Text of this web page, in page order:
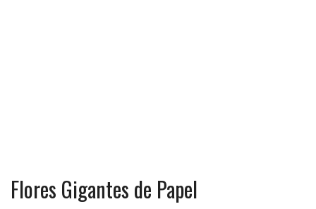
Flores Gigantes de Papel